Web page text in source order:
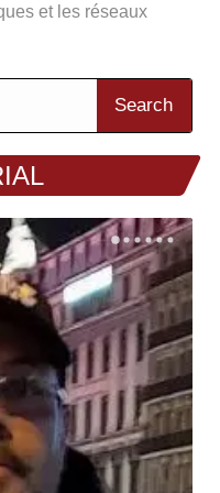
et les réseaux
Search